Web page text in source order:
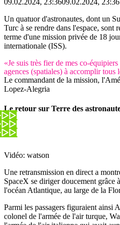
Un quatuor d'astronautes, dont un
Turc à se rendre dans l'espace, sont
terme d'une mission privée de 18
internationale (ISS).
«Je suis très fier de mes co-
agences (spatiales) à accomplir
Le commandant de la mission,
Lopez-Alegria
Le retour sur Terre des
Vidéo: watson
Une retransmission en direct a
SpaceX se diriger doucement grâce
l'océan Atlantique, au large de la
Parmi les passagers figuraient ainsi
colonel de l'armée de l'air turque,